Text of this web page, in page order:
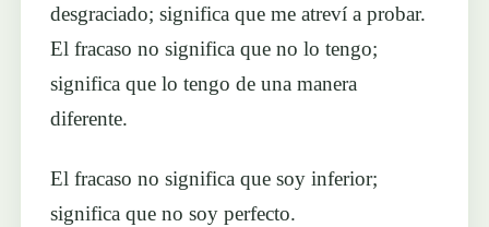
desgraciado; significa que me atreví a probar.
El fracaso no significa que no lo tengo;
significa que lo tengo de una manera
diferente.
El fracaso no significa que soy inferior;
significa que no soy perfecto.